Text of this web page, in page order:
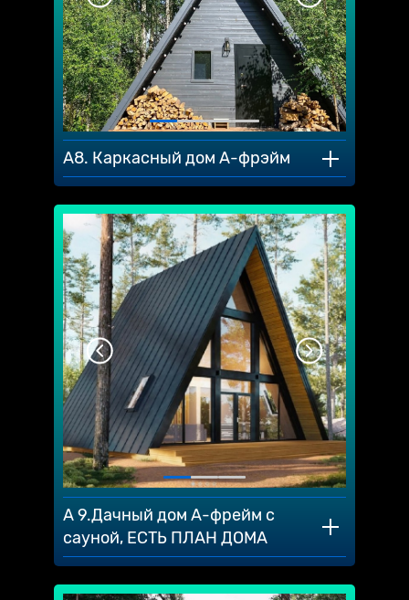
A8. Каркасный дом А-фрэйм
A 9.Дачный дом А-фрейм с
сауной, ЕСТЬ ПЛАН ДОМА